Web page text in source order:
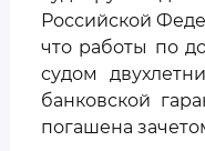
Российской
что работы по
судом
банковской
погашена